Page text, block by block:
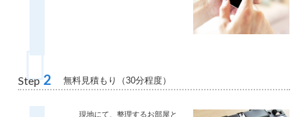
Step 2 無料見積もり（30分程度）
現地にて、整理するお部屋と